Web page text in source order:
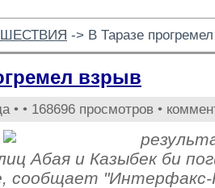
-> В Таразе
взрыв
• • 168696 просмотров •
Абая и Казыбек би
сообщает "Интерфакс-